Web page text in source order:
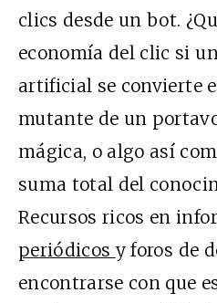
clics desde un bot.
economía del clic si
artificial se convierte
mutante de un
mágica, o algo así
suma total del
Recursos ricos en
periódicos y foros de
encontrarse con que